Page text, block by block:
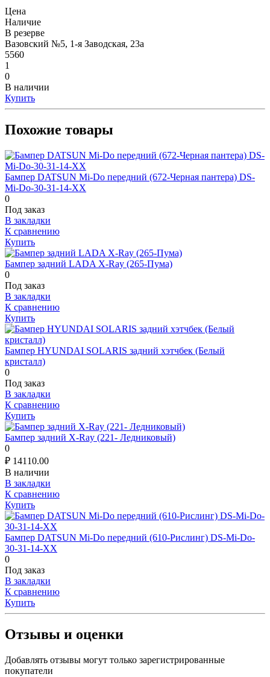
Цена
Наличие
В резерве
Вазовский №5, 1-я Заводская, 23а
5560
1
0
В наличии
Купить
Похожие товары
Бампер DATSUN Mi-Do передний (672-Черная пантера) DS-
Mi-Do-30-31-14-XX
0
Под заказ
В закладки
К сравнению
Купить
Бампер задний LADA X-Ray (265-Пума)
0
Под заказ
В закладки
К сравнению
Купить
Бампер HYUNDAI SOLARIS задний хэтчбек (Белый
кристалл)
0
Под заказ
В закладки
К сравнению
Купить
Бампер задний X-Ray (221- Ледниковый)
0
₽ 14110.00
В наличии
В закладки
К сравнению
Купить
Бампер DATSUN Mi-Do передний (610-Рислинг) DS-Mi-Do-
30-31-14-XX
0
Под заказ
В закладки
К сравнению
Купить
Отзывы и оценки
Добавлять отзывы могут только зарегистрированные
покупатели